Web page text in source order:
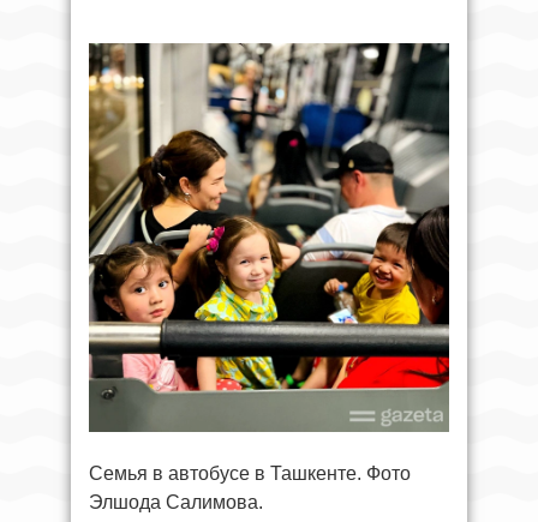
Семья в автобусе в Ташкенте. Фото
Элшода Салимова.